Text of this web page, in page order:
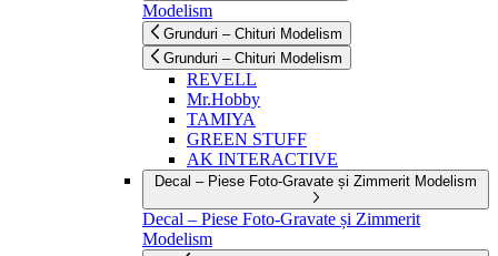
Modelism
Grunduri – Chituri Modelism
Grunduri – Chituri Modelism
REVELL
Mr.Hobby
TAMIYA
GREEN STUFF
AK INTERACTIVE
Decal – Piese Foto-Gravate și Zimmerit Modelism
Decal – Piese Foto-Gravate și Zimmerit
Modelism